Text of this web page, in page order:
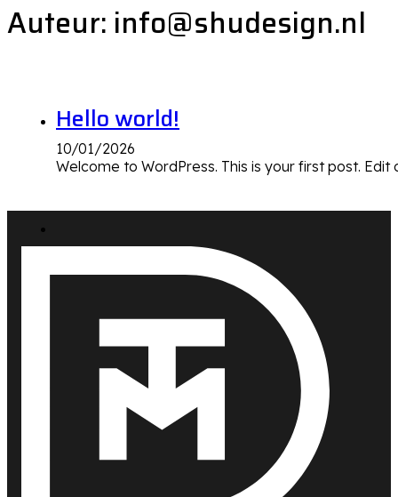
Auteur: info@shudesign.nl
Hello world!
10/01/2026
Welcome to WordPress. This is your first post.